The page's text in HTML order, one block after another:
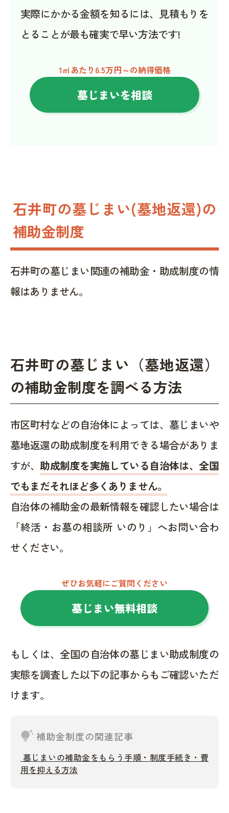
実際にかかる金額を知るには、見積もりを
とることが最も確実で早い方法です!
1㎡あたり6.5万円～の納得価格
墓じまいを相談
石井町の墓じまい(墓地返還)の
補助金制度
石井町の墓じまい関連の補助金・助成制度の情
報はありません。
石井町の墓じまい（墓地返還）
の補助金制度を調べる方法
市区町村などの自治体によっては、墓じまいや
墓地返還の助成制度を利用できる場合がありま
すが、助成制度を実施している自治体は、全国
でもまだそれほど多くありません。
自治体の補助金の最新情報を確認したい場合は
「終活・お墓の相談所 いのり」へお問い合わ
せください。
ぜひお気軽にご質問ください
墓じまい無料相談
もしくは、全国の自治体の墓じまい助成制度の
実態を調査した以下の記事からもご確認いただ
けます。
tips_and_updates補助金制度の関連記事
墓じまいの補助金をもらう手順・制度手続き・費
用を抑える方法